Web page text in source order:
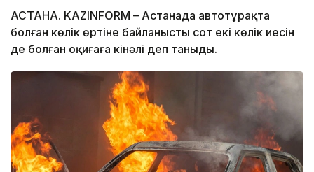
АСТАНА. KAZINFORM – Астанада автотұрақта
болған көлік өртіне байланысты сот екі көлік иесін
де болған оқиғаға кінәлі деп таныды.